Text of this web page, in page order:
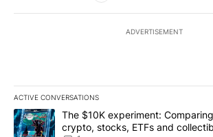
ADVERTISEMENT
ACTIVE CONVERSATIONS
The following is a list of the most
A trending article titled "The $10K
The $10K experiment:
crypto, stocks, ETFs and